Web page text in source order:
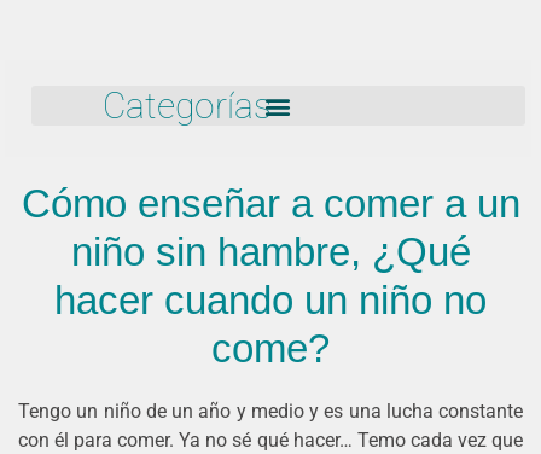
Cómo enseñar a comer a un
niño sin hambre, ¿Qué
hacer cuando un niño no
come?
Tengo un niño de un año y medio y es una lucha constante
con él para comer. Ya no sé qué hacer… Temo cada vez que
Categorías